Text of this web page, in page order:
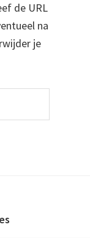
de URL
na
je